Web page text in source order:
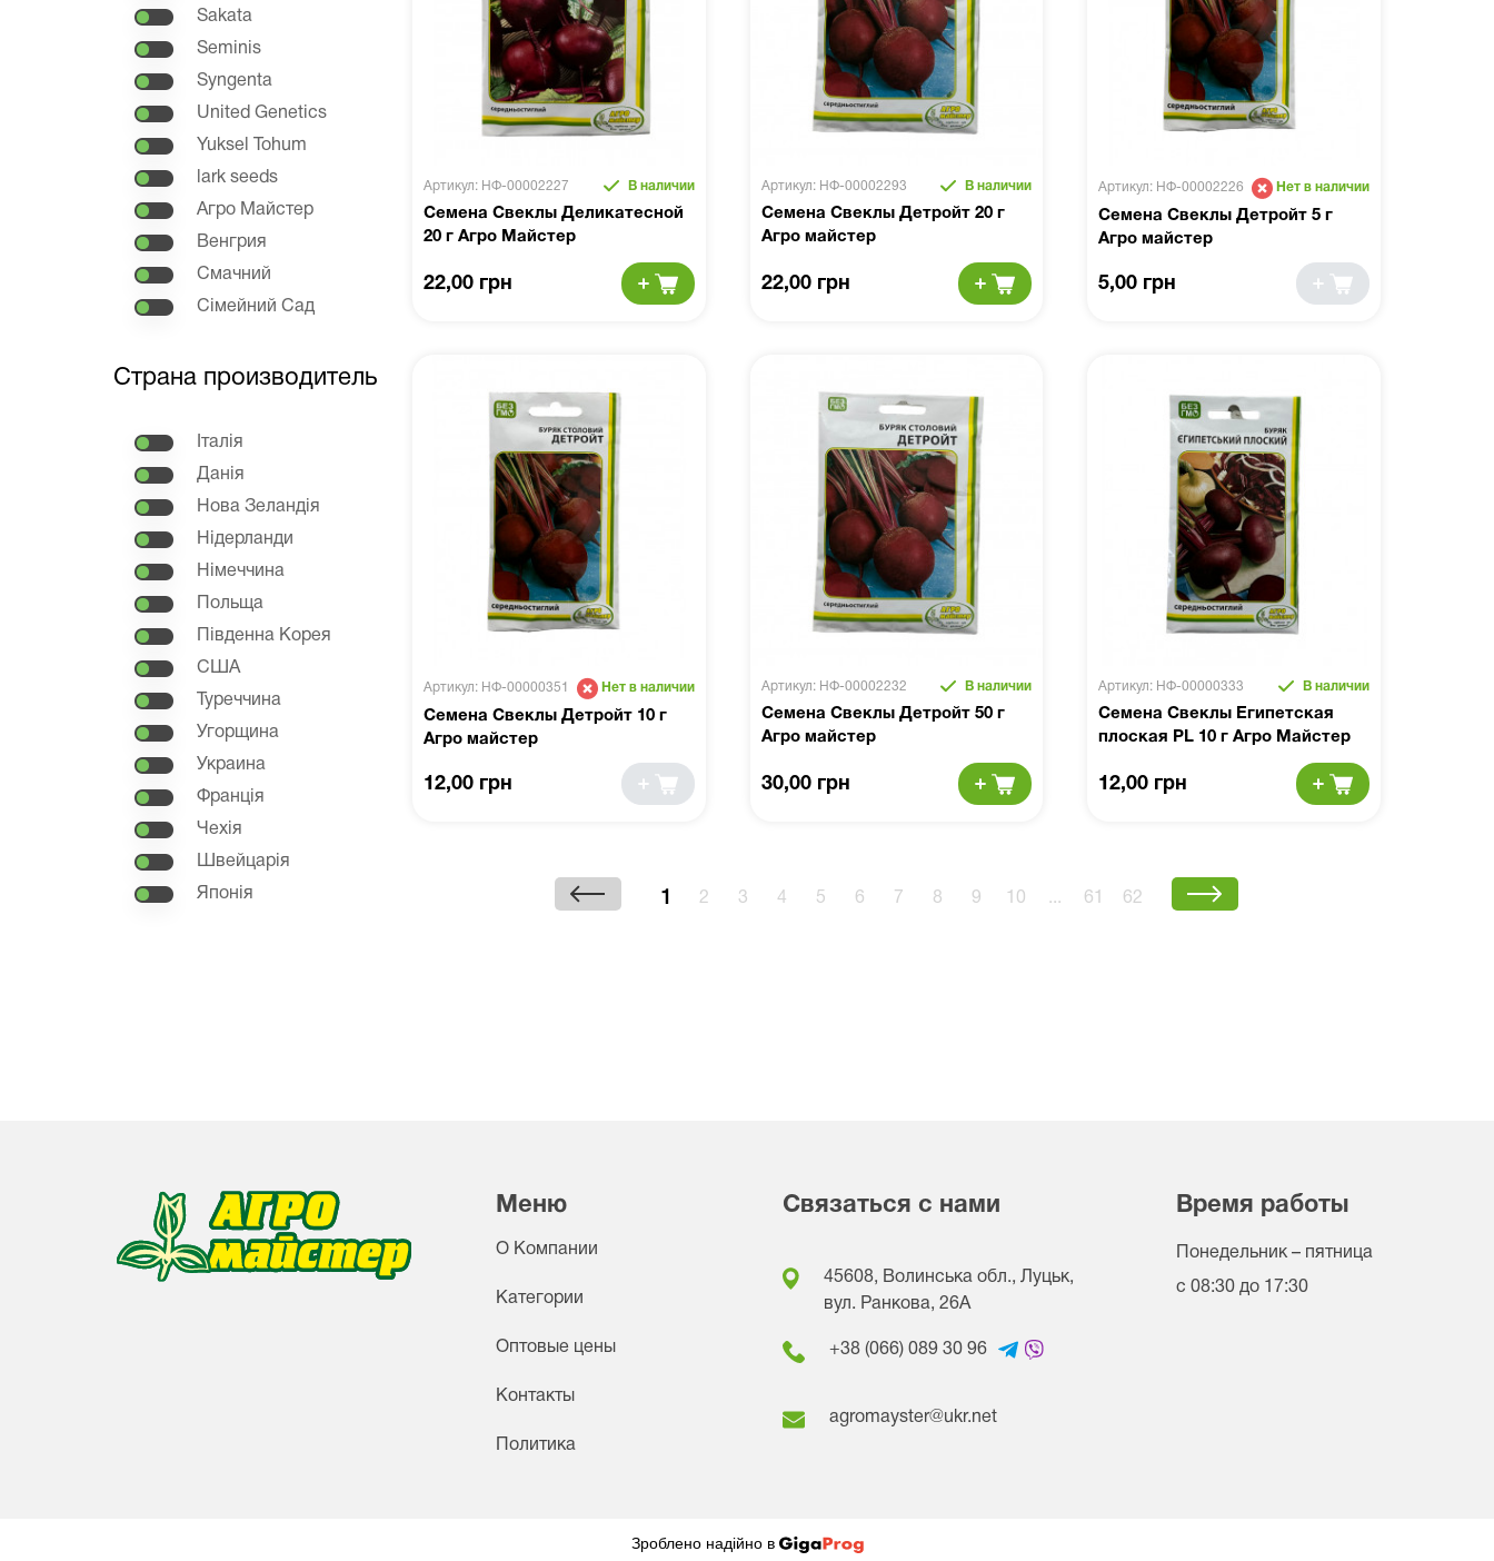
Sakata
Seminis
Syngenta
United Genetics
Yuksel Tohum
lark seeds
Агро Майстер
Венгрия
Смачний
Сімейний Сад
Страна производитель
Італія
Данія
Нова Зеландія
Нідерланди
Німеччина
Польща
Південна Корея
США
Туреччина
Угорщина
Украина
Франція
Чехія
Швейцарія
Японія
Артикул: НФ-00002227 В наличии
Семена Свеклы Деликатесной
20 г Агро Майстер
22,00 грн
Артикул: НФ-00002293 В наличии
Семена Свеклы Детройт 20 г
Агро майстер
22,00 грн
Артикул: НФ-00002226 Нет в наличии
Семена Свеклы Детройт 5 г
Агро майстер
5,00 грн
Артикул: НФ-00000351 Нет в наличии
Семена Свеклы Детройт 10 г
Агро майстер
12,00 грн
Артикул: НФ-00002232 В наличии
Семена Свеклы Детройт 50 г
Агро майстер
30,00 грн
Артикул: НФ-00000333 В наличии
Семена Свеклы Египетская
плоская PL 10 г Агро Майстер
12,00 грн
1 2 3 4 5 6 7 8 9 10 ... 61 62
Меню
О Компании
Категории
Оптовые цены
Контакты
Политика
Связаться с нами
45608, Волинська обл., Луцьк,
вул. Ранкова, 26A
+38 (066) 089 30 96
agromayster@ukr.net
Время работы
Понедельник – пятница
с 08:30 до 17:30
Зроблено надійно в